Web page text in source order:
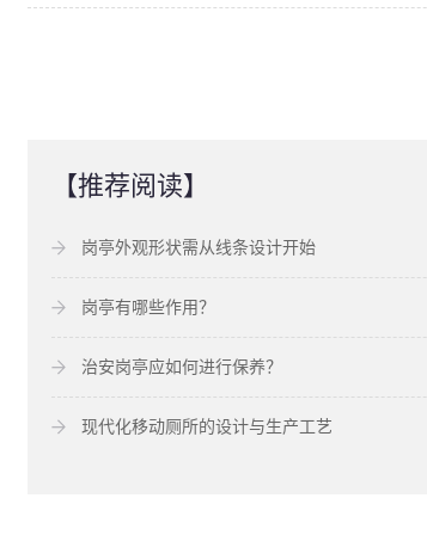
【推荐阅读】
岗亭外观形状需从线条设计开始
岗亭有哪些作用？
治安岗亭应如何进行保养？
现代化移动厕所的设计与生产工艺